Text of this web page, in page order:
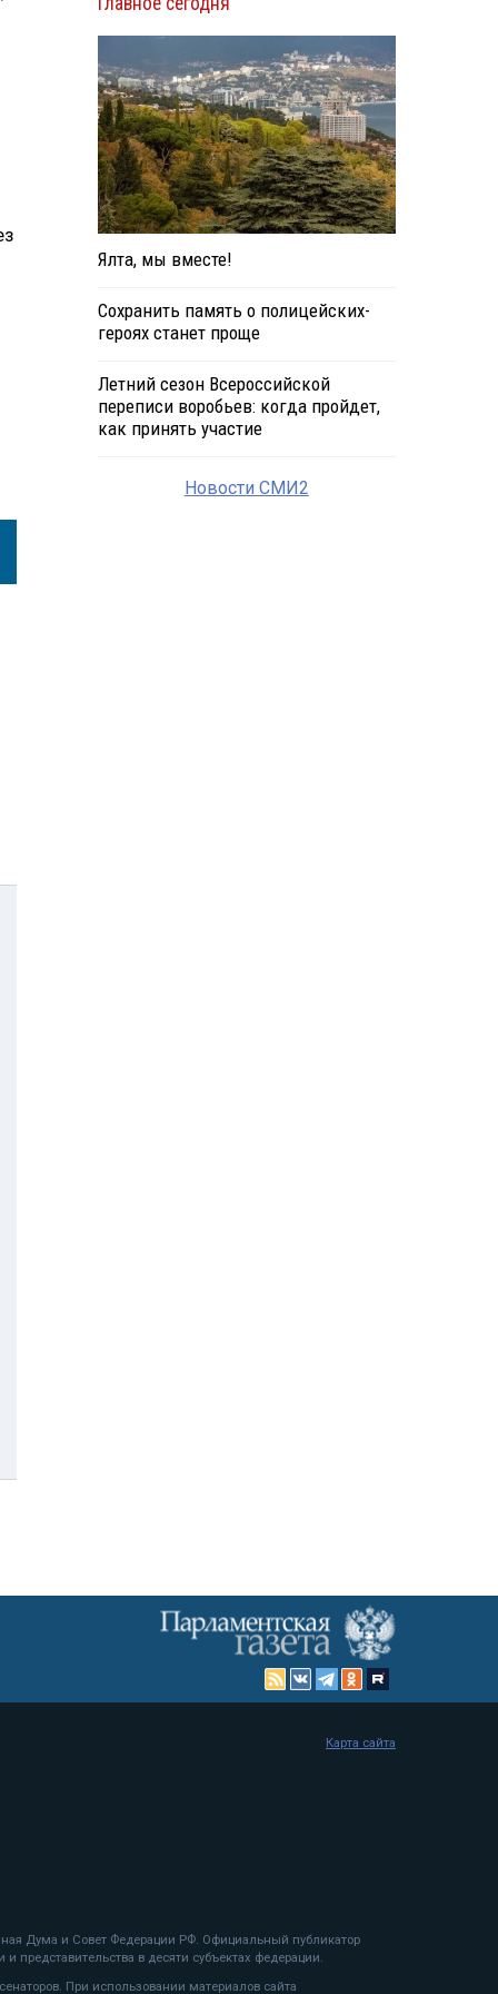
Ялта, мы вместе!
Сохранить память о полицейских-
героях станет проще
Летний сезон Всероссийской
переписи воробьев: когда пройдет,
как принять участие
Новости СМИ2
Дума и Совет Федерации РФ. Официальный публикатор
представительства в десяти субъектах федерации.
При использовании материалов сайта
Карта сайта